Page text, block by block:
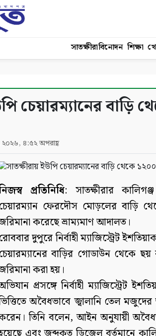
সাতক্ষীরাবিনোদন শিক্ষা
চেয়ারম্যানের
২০২৬, ৪:৫২ অপরাহ্ণ
প্রতিনিধি: সাতক্ষীরার
ফেরদৌস মোড়লের বাড়ি
করেছে ভ্রাম্যমাণ আদালত।
দুপুরে নির্বাহী ম্যাজিস্ট্রেট
বাড়ির গোডাউন থেকে
করা হয়।
প্রসঙ্গে নির্বাহী
অবৈধভাবে জ্বালানি তেল
তিনি বলেন, আইন অনুযায়ী